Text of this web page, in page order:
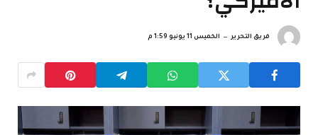
فريق التحرير الخميس 11 يونيو 1:59 م